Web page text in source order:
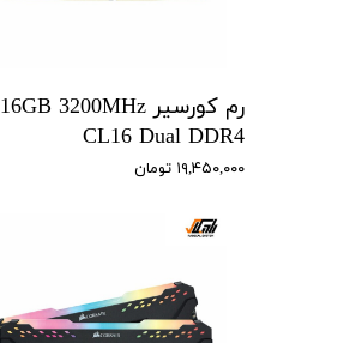
رم کورسیر 16GB 3200MHz
CL16 Dual DDR4
۱۹,۴۵۰,۰۰۰ تومان